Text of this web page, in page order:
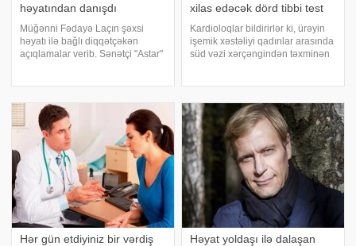
həyatından danışdı
Müğənni Fədayə Laçın şəxsi
həyatı ilə bağlı diqqətçəkən
açıqlamalar verib. Sənətçi "Astar"
xəyanət etdikdən sonra
valideynlər
xilas edəcək dörd tibbi test
Kardioloqlar bildirirlər ki, ürəyin
işemik xəstəliyi qadınlar arasında
süd vəzi xərçəngindən təxminən
qadın ilk xəbərdaredic
Hər gün etdiyiniz bir vərdiş
Həyat yoldaşı ilə dalaşan